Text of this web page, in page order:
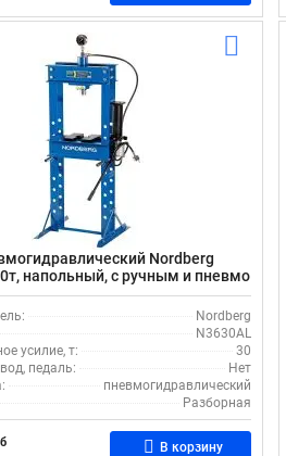
Nordberg
напольный, с ручным и пневмо
подвижным цилиндром
Nordberg
N3630AL
усилие, т:
30
педаль:
Нет
пневмогидравлический
Разборная
В корзину